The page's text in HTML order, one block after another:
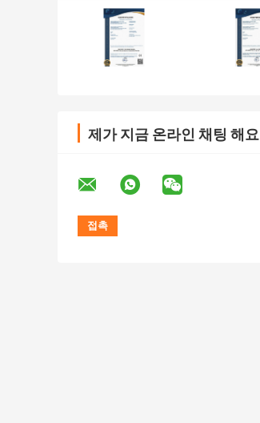
제가 지금 온라인 채팅 해요